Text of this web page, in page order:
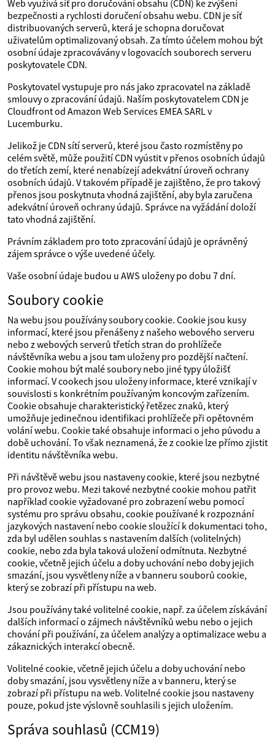
Web využívá síť pro doručování obsahu (CDN) ke zvýšení
bezpečnosti a rychlosti doručení obsahu webu. CDN je síť
distribuovaných serverů, která je schopna doručovat
uživatelům optimalizovaný obsah. Za tímto účelem mohou být
osobní údaje zpracovávány v logovacích souborech serveru
poskytovatele CDN.
Poskytovatel vystupuje pro nás jako zpracovatel na základě
smlouvy o zpracování údajů. Naším poskytovatelem CDN je
Cloudfront od Amazon Web Services EMEA SARL v
Lucemburku.
Jelikož je CDN sítí serverů, které jsou často rozmístěny po
celém světě, může použití CDN vyústit v přenos osobních údajů
do třetích zemí, které nenabízejí adekvátní úroveň ochrany
osobních údajů. V takovém případě je zajištěno, že pro takový
přenos jsou poskytnuta vhodná zajištění, aby byla zaručena
adekvátní úroveň ochrany údajů. Správce na vyžádání doloží
tato vhodná zajištění.
Právním základem pro toto zpracování údajů je oprávněný
zájem správce o výše uvedené účely.
Vaše osobní údaje budou u AWS uloženy po dobu 7 dní.
Soubory cookie
Na webu jsou používány soubory cookie. Cookie jsou kusy
informací, které jsou přenášeny z našeho webového serveru
nebo z webových serverů třetích stran do prohlížeče
návštěvníka webu a jsou tam uloženy pro pozdější načtení.
Cookie mohou být malé soubory nebo jiné typy úložišť
informací. V cookech jsou uloženy informace, které vznikají v
souvislosti s konkrétním používaným koncovým zařízením.
Cookie obsahuje charakteristický řetězec znaků, který
umožňuje jedinečnou identifikaci prohlížeče při opětovném
volání webu. Cookie také obsahuje informaci o jeho původu a
době uchování. To však neznamená, že z cookie lze přímo zjistit
identitu návštěvníka webu.
Při návštěvě webu jsou nastaveny cookie, které jsou nezbytné
pro provoz webu. Mezi takové nezbytné cookie mohou patřit
například cookie vyžadované pro zobrazení webu pomocí
systému pro správu obsahu, cookie používané k rozpoznání
jazykových nastavení nebo cookie sloužící k dokumentaci toho,
zda byl udělen souhlas s nastavením dalších (volitelných)
cookie, nebo zda byla taková uložení odmítnuta. Nezbytné
cookie, včetně jejich účelu a doby uchování nebo doby jejich
smazání, jsou vysvětleny níže a v banneru souborů cookie,
který se zobrazí při přístupu na web.
Jsou používány také volitelné cookie, např. za účelem získávání
dalších informací o zájmech návštěvníků webu nebo o jejich
chování při používání, za účelem analýzy a optimalizace webu a
zákaznických interakcí obecně.
Volitelné cookie, včetně jejich účelu a doby uchování nebo
doby smazání, jsou vysvětleny níže a v banneru, který se
zobrazí při přístupu na web. Volitelné cookie jsou nastaveny
pouze, pokud jste výslovně souhlasili s jejich uložením.
Správa souhlasů (CCM19)